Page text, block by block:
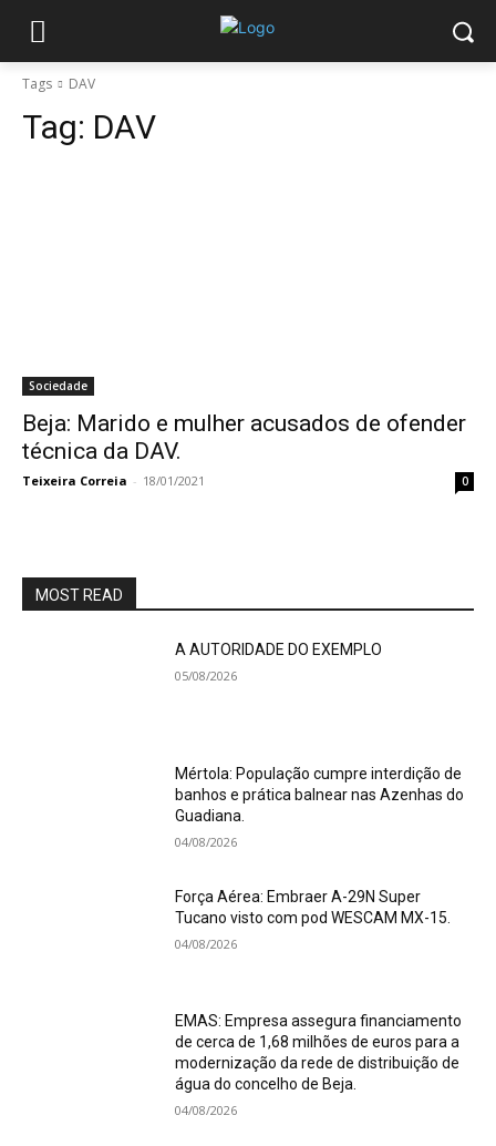
Tags DAV
Tag: DAV
Sociedade
Beja: Marido e mulher acusados de ofender
técnica da DAV.
Teixeira Correia - 18/01/2021 0
MOST READ
A AUTORIDADE DO EXEMPLO
05/08/2026
Mértola: População cumpre interdição de
banhos e prática balnear nas Azenhas do
Guadiana.
04/08/2026
Força Aérea: Embraer A-29N Super
Tucano visto com pod WESCAM MX-15.
04/08/2026
EMAS: Empresa assegura financiamento
de cerca de 1,68 milhões de euros para a
modernização da rede de distribuição de
água do concelho de Beja.
04/08/2026